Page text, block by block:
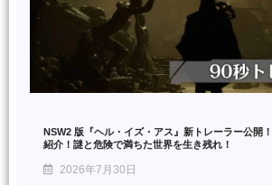
NSW2 版『ヘル・イズ・アス』新トレーラー公開
紹介！謎と危険で満ちた世界を生き残れ！
2026年7月30日